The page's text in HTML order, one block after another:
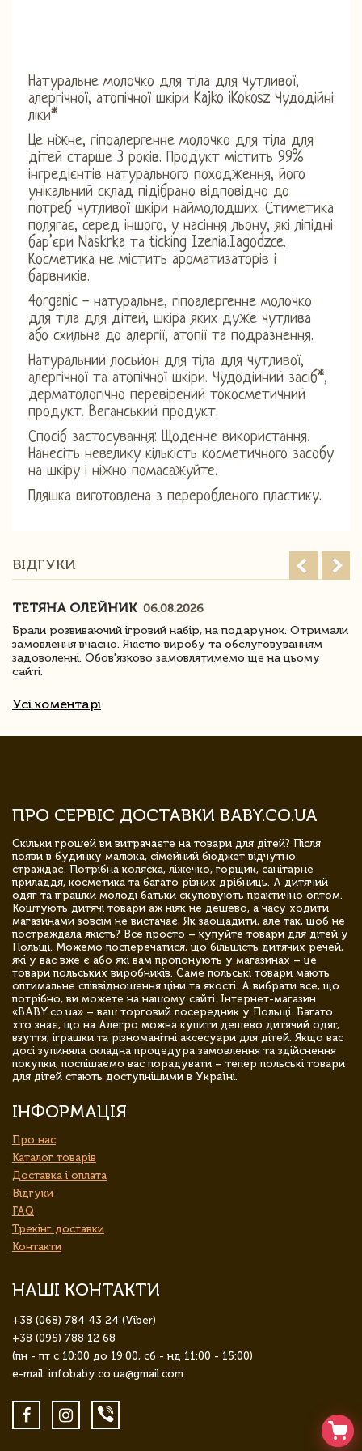
Натуральне молочко для тіла для чутливої,
алергічної, атопічної шкіри Kajko iKokosz Чудодійні
ліки*
Це ніжне, гіпоалергенне молочко для тіла для
дітей старше 3 років. Продукт містить 99%
інгредієнтів натурального походження, його
унікальний склад підібрано відповідно до
потреб чутливої ​​шкіри наймолодших. Стиметика
полягає, серед іншого, у насіння льону, які ліпідні
бар’єри Naskrka та ticking Izenia.Iagodzce.
Косметика не містить ароматизаторів і
барвників.
4organic - натуральне, гіпоалергенне молочко
для тіла для дітей, шкіра яких дуже чутлива
або схильна до алергії, атопії та подразнення.
Натуральний лосьйон для тіла для чутливої,
алергічної та атопічної шкіри. Чудодійний засіб*,
дерматологічно перевірений токосметичний
продукт. Веганський продукт.
Спосіб застосування: Щоденне використання.
Нанесіть невелику кількість косметичного засобу
на шкіру і ніжно помасажуйте.
Пляшка виготовлена ​​з переробленого пластику.
ВІДГУКИ
ТЕТЯНА ОЛЕЙНИК 06.08.2026
Брали розвиваючий ігровий набір, на подарунок. Отримали
замовлення вчасно. Якістю виробу та обслуговуванням
задоволенні. Обов'язково замовлятимемо ще на цьому
сайті.
Усі коментарі
ПРО СЕРВІС ДОСТАВКИ BABY.CO.UA
Скільки грошей ви витрачаєте на товари для дітей? Після
появи в будинку малюка, сімейний бюджет відчутно
страждає. Потрібна коляска, ліжечко, горщик, санітарне
приладдя, косметика та багато різних дрібниць. А дитячий
одяг та іграшки молоді батьки скуповують практично оптом.
Коштують дитячі товари аж ніяк не дешево, а часу ходити
магазинами зовсім не вистачає. Як заощадити, але так, щоб не
постраждала якість? Все просто – купуйте товари для дітей у
Польщі. Можемо посперечатися, що більшість дитячих речей,
які у вас вже є або які вам пропонують у магазинах – це
товари польських виробників. Саме польські товари мають
оптимальне співвідношення ціни та якості. А вибрати все, що
потрібно, ви можете на нашому сайті. Інтернет-магазин
«BABY.co.ua» – ваш торговий посередник у Польщі. Багато
хто знає, що на Алегро можна купити дешево дитячий одяг,
взуття, іграшки та різноманітні аксесуари для дітей. Якщо вас
досі зупиняла складна процедура замовлення та здійснення
покупки, поспішаємо вас порадувати – тепер польські товари
для дітей стають доступнішими в Україні.
ІНФОРМАЦІЯ
Про нас
Каталог товарів
Доставка і оплата
Відгуки
FAQ
Трекінг доставки
Контакти
НАШІ КОНТАКТИ
+38 (068) 784 43 24 (Viber)
+38 (095) 788 12 68
(пн - пт с 10:00 до 19:00, сб - нд 11:00 - 15:00)
e-mail: infobaby.co.ua@gmail.com